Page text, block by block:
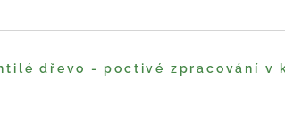
dřevo - poctivé zpracování v